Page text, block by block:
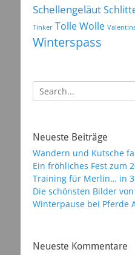
Schellengeläut
Tinker Tolle Wolle
Winterspass
Suchen
nach:
Neueste Beiträge
Wandern und Kutsche
Ein fröhliches Fest zum
Training für Merlin… in
Die schönsten Bilder
Winterpause bei Pferde
Neueste Kommentare